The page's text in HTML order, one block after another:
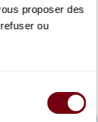
proposer des
ou